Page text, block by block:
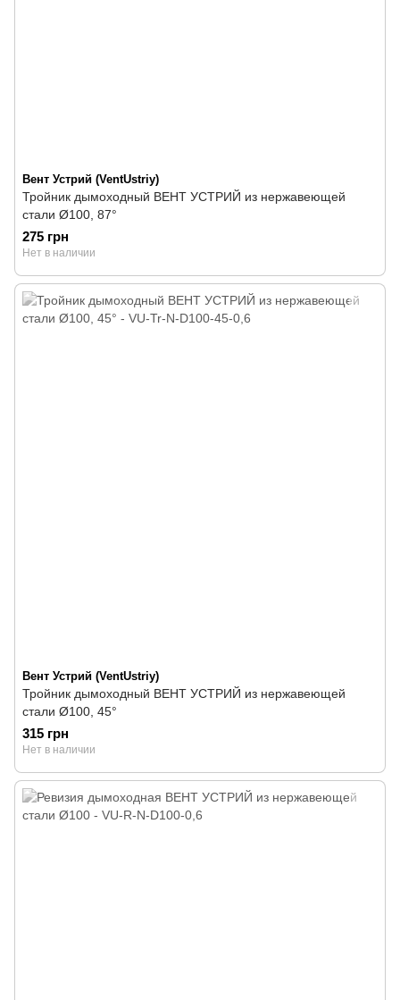
Вент Устрий (VentUstriy)
Тройник дымоходный ВЕНТ УСТРИЙ из нержавеющей
стали Ø100, 87°
275 грн
Нет в наличии
Вент Устрий (VentUstriy)
Тройник дымоходный ВЕНТ УСТРИЙ из нержавеющей
стали Ø100, 45°
315 грн
Нет в наличии